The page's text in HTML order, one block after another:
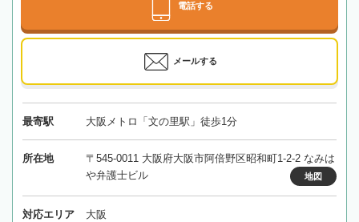
電話する
メールする
最寄駅 大阪メトロ「文の里駅」徒歩1分
所在地
〒545-0011 大阪府大阪市阿倍野区昭和町1-2-2 なみは
や弁護士ビル
地図
対応エリア 大阪